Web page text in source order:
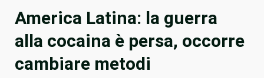
America Latina: la guerra
alla cocaina è persa, occorre
cambiare metodi